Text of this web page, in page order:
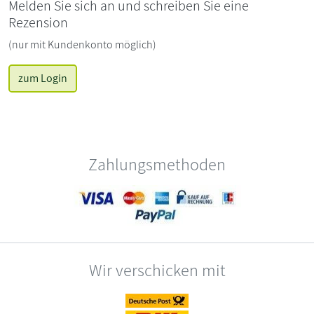
Melden Sie sich an und schreiben Sie eine
Rezension
(nur mit Kundenkonto möglich)
zum Login
Zahlungsmethoden
Wir verschicken mit